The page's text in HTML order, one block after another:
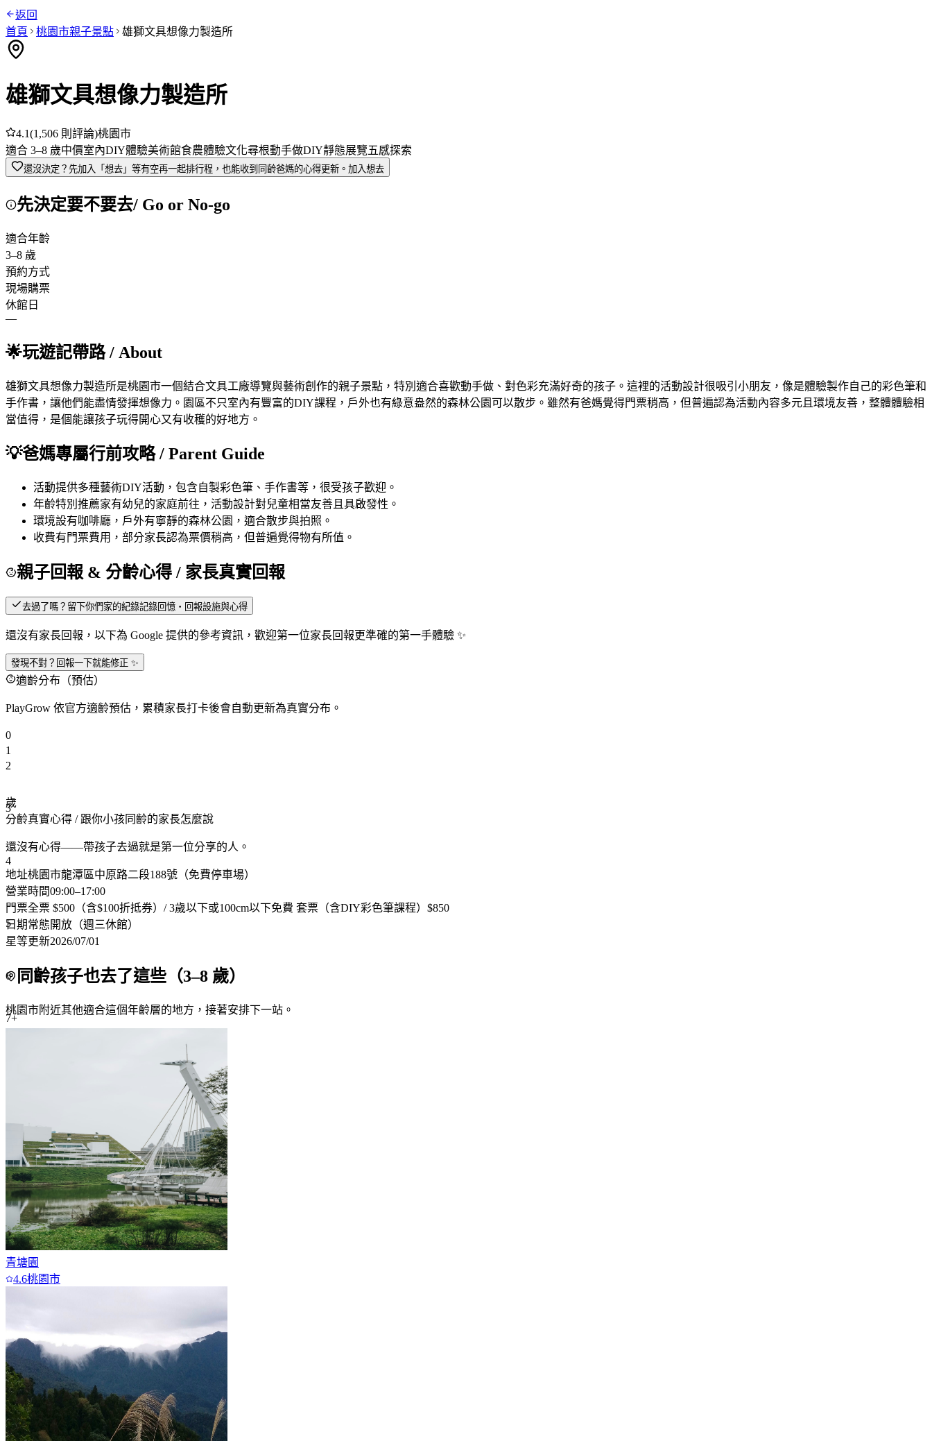
返回
首頁
桃園市親子景點 雄獅文具想像力製造所
雄獅文具想像力製造所
4.1(1,506 則評論)桃園市
適合 3–8 歲中價室內DIY體驗美術館食農體驗文化尋根動手做DIY靜態展覽五感探索
還沒決定？先加入「想去」 等有空再一起排行程，也能收到同齡爸媽的心得更新。 加入想去
先決定要不要去/ Go or No-go
適合年齡
3–8 歲
預約方式
現場購票
休館日
—
🌟玩遊記帶路/ About
雄獅文具想像力製造所是桃園市一個結合文具工廠導覽與藝術創作的親子景點，特別適合喜歡動手做、對色彩充滿好奇的孩子。這裡的活動設計很吸引小朋友，像是體驗製作自己的彩色筆和
手作書，讓他們能盡情發揮想像力。園區不只室內有豐富的DIY課程，戶外也有綠意盎然的森林公園可以散步。雖然有爸媽覺得門票稍高，但普遍認為活動內容多元且環境友善，整體體驗相
當值得，是個能讓孩子玩得開心又有收穫的好地方。
💡爸媽專屬行前攻略 / Parent Guide
活動提供多種藝術DIY活動，包含自製彩色筆、手作書等，很受孩子歡迎。
年齡特別推薦家有幼兒的家庭前往，活動設計對兒童相當友善且具啟發性。
環境設有咖啡廳，戶外有寧靜的森林公園，適合散步與拍照。
收費有門票費用，部分家長認為票價稍高，但普遍覺得物有所值。
親子回報 & 分齡心得 / 家長真實回報
去過了嗎？留下你們家的紀錄記錄回憶・回報設施與心得
還沒有家長回報，以下為 Google 提供的參考資訊，歡迎第一位家長回報更準確的第一手體驗 ✨
發現不對？回報一下就能修正 ✨
適齡分布（預估）
PlayGrow 依官方適齡預估，累積家長打卡後會自動更新為真實分布。
0
1
2
3
4
5
6
7+
歲
分齡真實心得 / 跟你小孩同齡的家長怎麼說
還沒有心得——帶孩子去過就是第一位分享的人。
地址桃園市龍潭區中原路二段188號（免費停車場）
營業時間09:00–17:00
門票全票 $500（含$100折抵券）/ 3歲以下或100cm以下免費 套票（含DIY彩色筆課程）$850
日期常態開放（週三休館）
星等更新2026/07/01
同齡孩子也去了這些（3–8 歲）
桃園市附近其他適合這個年齡層的地方，接著安排下一站。
青塘園
4.6桃園市